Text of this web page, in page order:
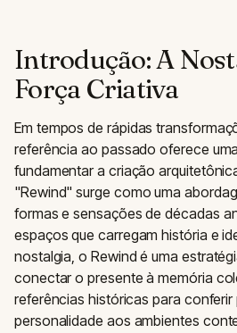
Introdução: A
Força Criativa
Em tempos de rápidas
referência ao passado oferece
fundamentar a criação
"Rewind" surge como uma
formas e sensações de décadas
espaços que carregam história e
nostalgia, o Rewind é uma
conectar o presente à memória
referências históricas para conferir
personalidade aos ambientes